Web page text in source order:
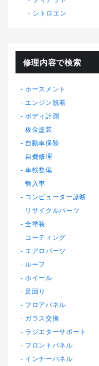
シトロエン
修理内容で検索
ホースメント
エンジン脱着
ボディ計測
板金塗装
自動車保険
自費修理
車検整備
輸入車
コンピューター診断
リサイクルパーツ
全塗装
コーティング
エアロパーツ
ルーフ
ホイール
足回り
フロアパネル
ガラス交換
ラジエターサポート
フロントパネル
インナーパネル